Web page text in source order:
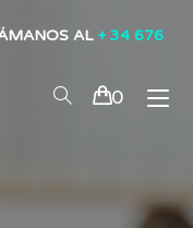
AL + 34 676
0